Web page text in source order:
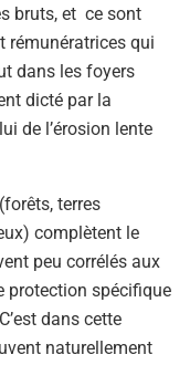
bruts, et ce sont
rémunératrices qui
dans les foyers
dicté par la
de l’érosion lente
(forêts, terres
complètent le
peu corrélés aux
protection spécifique
dans cette
naturellement